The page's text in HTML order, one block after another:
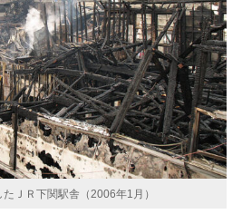
ＪＲ下関駅舎（2006年1月）